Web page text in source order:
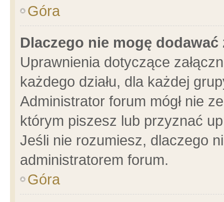
Góra
Dlaczego nie mogę dodawać
Uprawnienia dotyczące
każdego działu, dla każdej
Administrator forum mógł nie
którym piszesz lub przyznać
Jeśli nie rozumiesz, dlaczego
administratorem forum.
Góra